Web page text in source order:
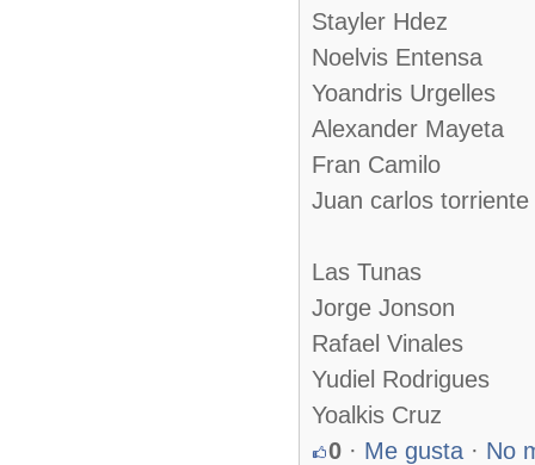
Stayler Hdez
Noelvis Entensa
Yoandris Urgelles
Alexander Mayeta
Fran Camilo
Juan carlos torriente
Las Tunas
Jorge Jonson
Rafael Vinales
Yudiel Rodrigues
Yoalkis Cruz
0 · Me gusta · No